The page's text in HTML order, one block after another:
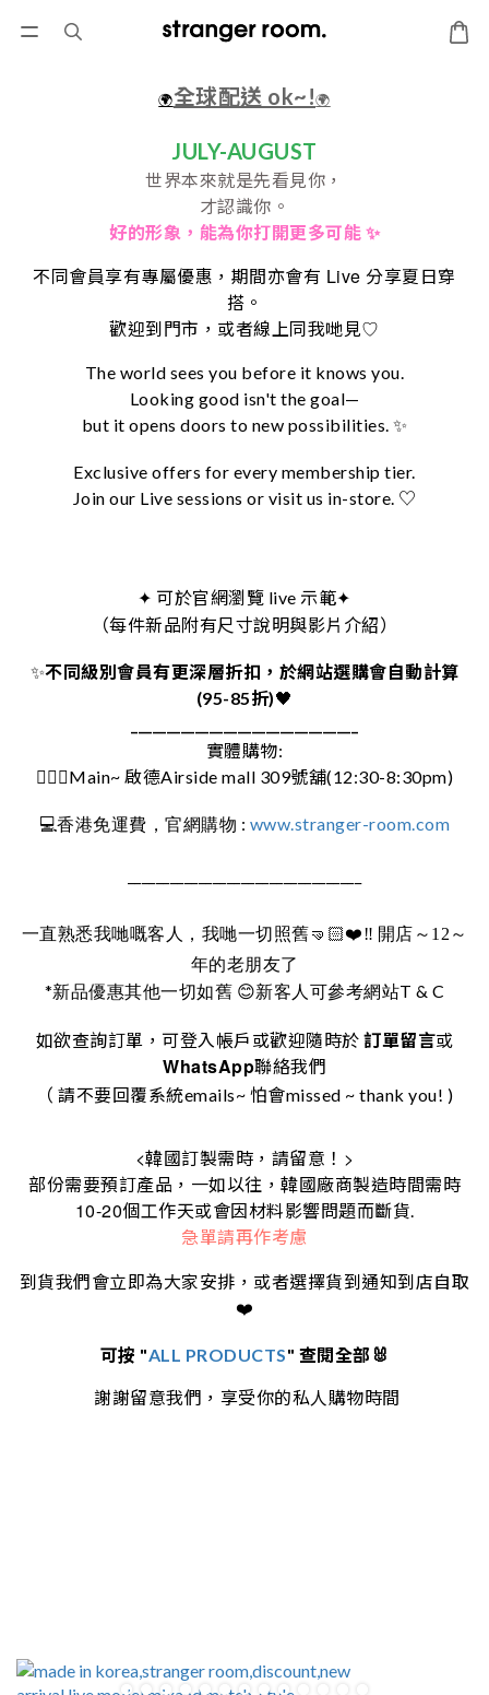
🌍全球配送 ok~!🌍
JULY-AUGUST
世界本來就是先看見你，
才認識你。
好的形象， 能為你打開更多可能 ✨
不同會員享有專屬優惠，期間亦會有 Live分享夏日穿
搭。
歡迎到門市，或者線上同我哋見♡
The world sees you before it knows you.
Looking good isn't the goal—
but it opens doors to new possibilities. ✨
Exclusive offers for every membership tier.
Join our Live sessions or visit us in-store. ♡
✦ 可於官網瀏覽 live 示範✦
（每件新品附有尺寸說明與影片介紹）
✨不同級別會員有更深層折扣，於網站選購會自動計算
(95-85折)🖤
實體購物:
🚶🏻‍♀️Main~ 啟德Airside mall 309號舖(12:30-8:30pm)
💻香港免運費，官網購物 : www.stranger-room.com
一直熟悉我哋嘅客人，我哋一切照舊🤜🏻❤️‼️ 開店～12～
年的老朋友了
*新品優惠其他一切如舊 😊新客人可參考網站T & C
如欲查詢訂單，可登入帳戶或歡迎隨時於 訂單留言或
WhatsApp聯絡我們
（ 請不要回覆系統emails~ 怕會missed ~ thank you! )
<韓國訂製需時，請留意！ >
部份需要預訂產品，一如以往，韓國廠商製造時間需時
10-20個工作天或會因材料影響問題而斷貨.
急單請再作考慮
到貨我們會立即為大家安排，或者選擇貨到通知到店自取
❤️
可按 "ALL PRODUCTS" 查閱全部🐰
謝謝留意我們，享受你的私人購物時間